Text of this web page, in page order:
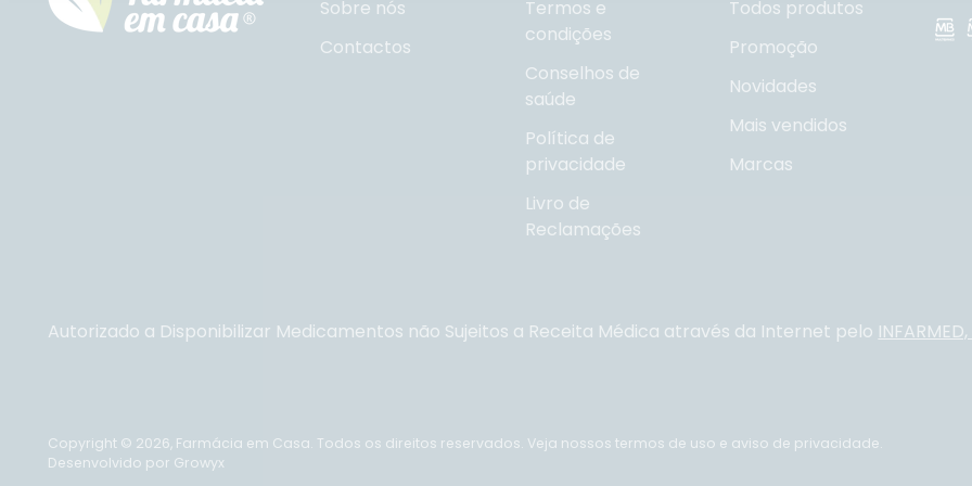
Sobre nós
Contactos
Termos e
condições
Conselhos de
saúde
Política de
privacidade
Livro de
Reclamações
Todos produtos
Promoção
Novidades
Mais vendidos
Marcas
Autorizado a Disponibilizar Medicamentos não Sujeitos a Receita Médica através da Internet pelo INFARMED,
Copyright © 2026, Farmácia em Casa. Todos os direitos reservados. Veja nossos termos de uso e aviso de privacidade.
Desenvolvido por Growyx